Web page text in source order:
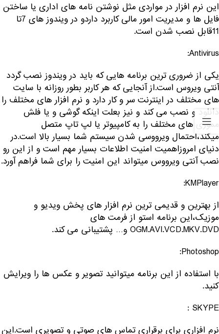
این نرم افزار در مواردی مثل نوشتن نامه های اداری یا ساختن
فایل ها و مدیریت امور مالی کاربرد داردو در ویندوز های 7تا
11قابل نصب شدن است.
Antivirus:
یکی از ضروری ترین برنامه هایی که باید در ویندوز نصب گردد
آنتی ویروس است.از آنجایی که هر کاربر بطور روزانه با سایت
های مختلف در اینترنت سر و کار دارد و نرم افزار های مختلف را
دانلود و نصب می کند و نیز بعلت اینکه گوشی و یا فلش
مموری های مختلف را به کامپیوتر یا لپ تاپ متصل
میکند،احتمال ویرووسی شدن سیستم شما بسیار بالا است.در
دنیای امروزاهمیت امنیت اطلاعات بسیار مهم است و از این رو
نصب آنتی ویرووس میتواند این امنیت را برای شما فراهم آورد.
KMPlayer:
از بهترین و قدیمی ترین نرم افزار های پخش ویدیو و
موزیک،این برنامه استو از فرمت های
OGM.AVI.VCD.MKV.DVD و… پشتیبانی می کند.
Photoshop:
با استفاده از این برنامه میتوانید تصویر و عکس ها را ویرایش
کنید.
SKYPE :
نرم افزاری برای برقراری تماس های صوتی و تصویری است.این